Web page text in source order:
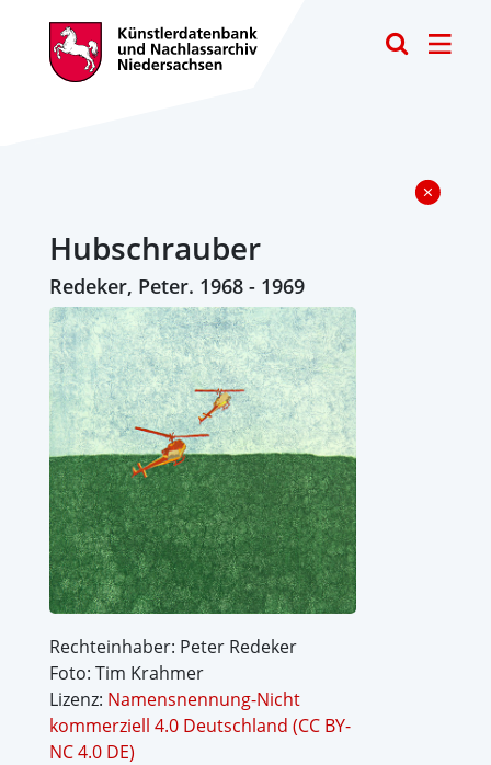
Hubschrauber
Redeker, Peter. 1968 - 1969
Rechteinhaber: Peter Redeker
Foto: Tim Krahmer
Lizenz: Namensnennung-Nicht
kommerziell 4.0 Deutschland (CC BY-
NC 4.0 DE)